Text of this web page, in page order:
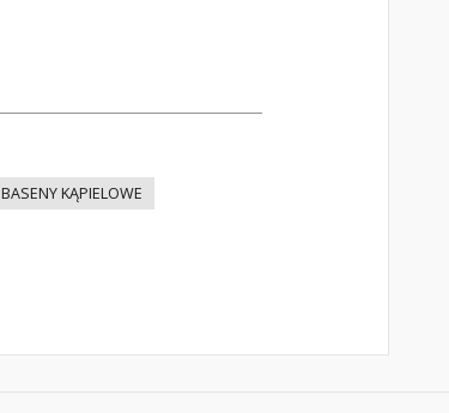
BASENY KĄPIELOWE